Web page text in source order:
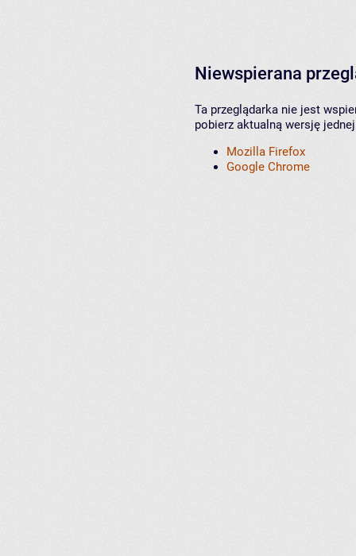
Niewspierana
Ta przeglądarka nie jest
pobierz aktualną wersję
Mozilla Firefox
Google Chrome